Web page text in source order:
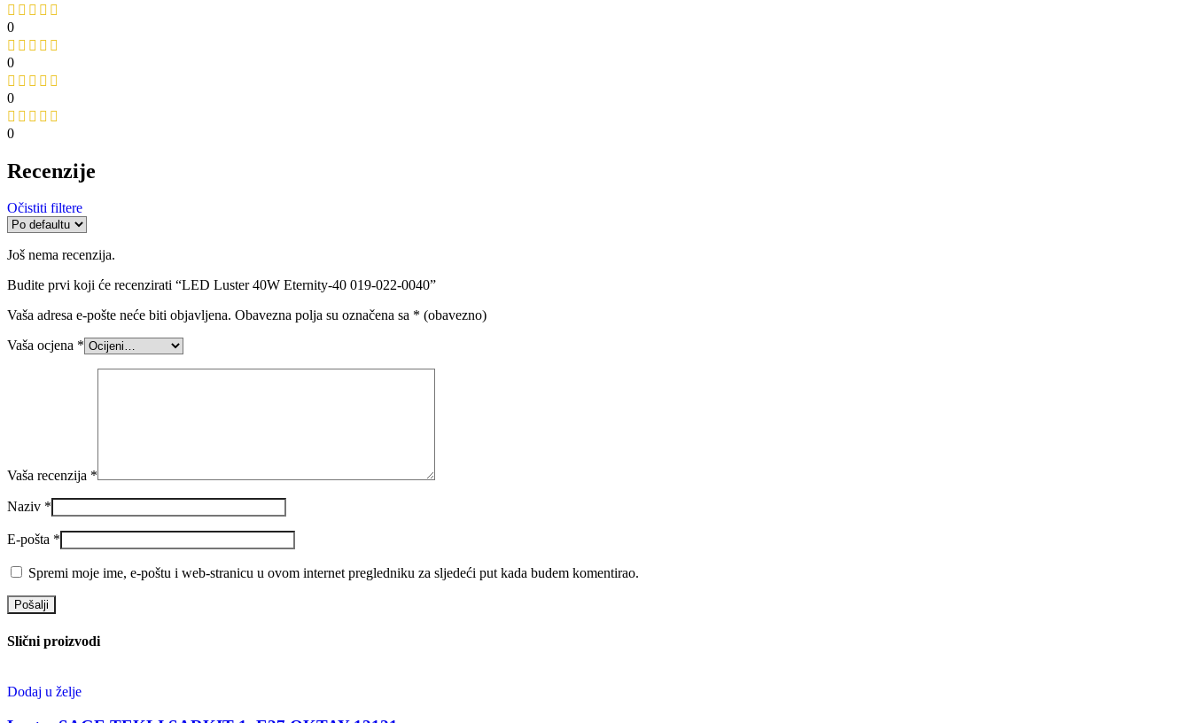
0
0
0
0
Recenzije
Očistiti filtere
Još nema recenzija.
Budite prvi koji će recenzirati “LED Luster 40W Eternity-40 019-022-0040”
Vaša adresa e-pošte neće biti objavljena. Obavezna polja su označena sa * (obavezno)
Vaša ocjena *
Vaša recenzija *
Naziv *
E-pošta *
Spremi moje ime, e-poštu i web-stranicu u ovom internet pregledniku za sljedeći put kada budem komentirao.
Slični proizvodi
Dodaj u želje